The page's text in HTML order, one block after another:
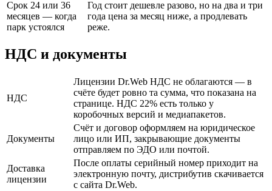
Срок 24 или 36
месяцев — когда
парк устоялся
Год стоит дешевле разово, но на два и три
года цена за месяц ниже, а продлевать
реже.
НДС и документы
НДС
Лицензии Dr.Web НДС не облагаются — в
счёте будет ровно та сумма, что показана на
странице. НДС 22% есть только у
коробочных версий и медиапакетов.
Документы
Счёт и договор оформляем на юридическое
лицо или ИП, закрывающие документы
отправляем по ЭДО или почтой.
Доставка
лицензии
После оплаты серийный номер приходит на
электронную почту, дистрибутив скачивается
с сайта Dr.Web.